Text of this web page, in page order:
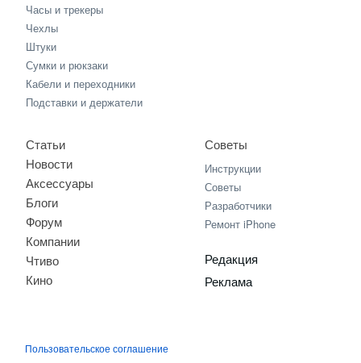
Часы и трекеры
Чехлы
Штуки
Сумки и рюкзаки
Кабели и переходники
Подставки и держатели
Статьи
Новости
Аксессуары
Блоги
Форум
Компании
Чтиво
Кино
Советы
Инструкции
Советы
Разработчики
Ремонт iPhone
Редакция
Реклама
Пользовательское соглашение